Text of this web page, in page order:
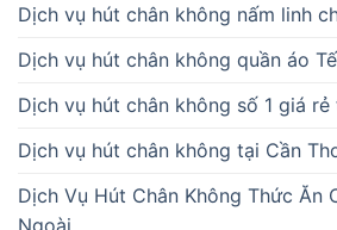
Dịch vụ hút chân không nấm linh
Dịch vụ hút chân không quần áo
Dịch vụ hút chân không số 1 giá rẻ
Dịch vụ hút chân không tại Cần
Dịch Vụ Hút Chân Không Thức Ăn